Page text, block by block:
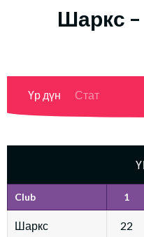
Шаркс
Үр дүн Стат
Club 1
Шаркс 22